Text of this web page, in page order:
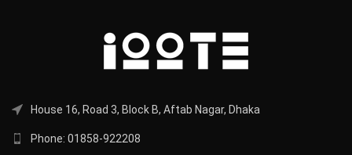
House 16, Road 3, Block B, Aftab Nagar, Dhaka
Phone: 01858-922208